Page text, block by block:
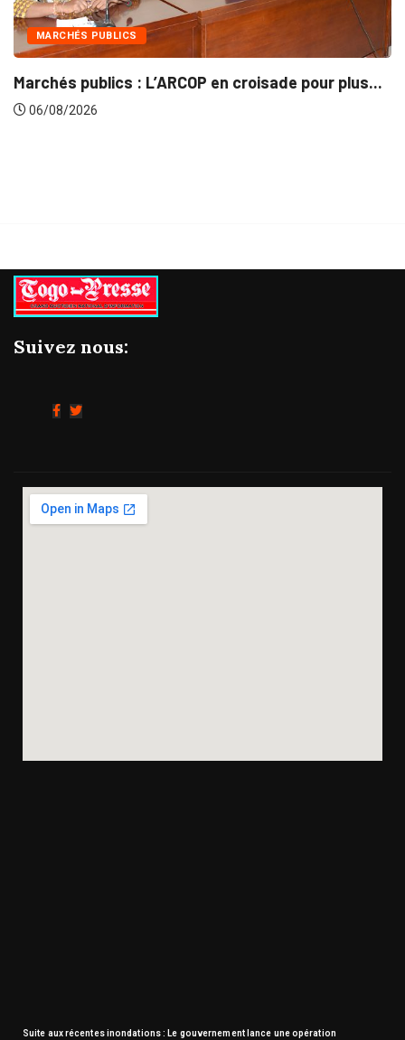
plus...
INTÉGRATION RÉGIONALE
Gestion concertée et durable du Bassin
Suivez nous:
Suite aux récentes inondations : Le gouvernement lance une opération